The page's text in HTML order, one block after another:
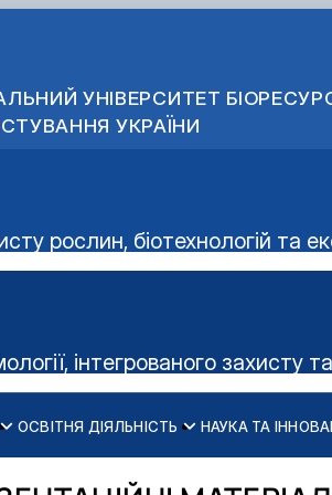
УНІВЕРСИТЕТ
УКРАЇНИ
рослин, біотехнологій та
інтегрованого захисту
ОСВІТНЯ ДІЯЛЬНІСТЬ НАУКА ТА
робота
робота